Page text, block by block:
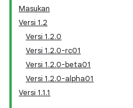
Masukan
Versi 1.2
Versi 1.2.0
Versi 1.2.0-rc01
Versi 1.2.0-beta01
Versi 1.2.0-alpha01
Versi 1.1.1